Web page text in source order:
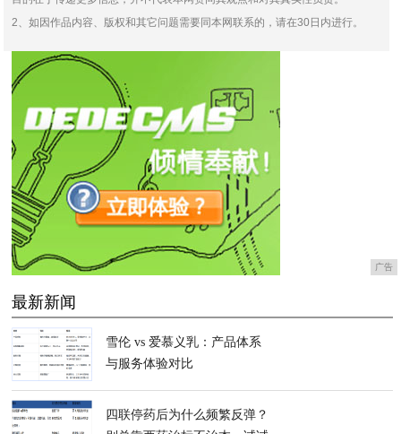
2、如因作品内容、版权和其它问题需要同本网联系的，请在30日内进行。
广告
最新新闻
雪伦 vs 爱慕义乳：产品体系
与服务体验对比
四联停药后为什么频繁反弹？